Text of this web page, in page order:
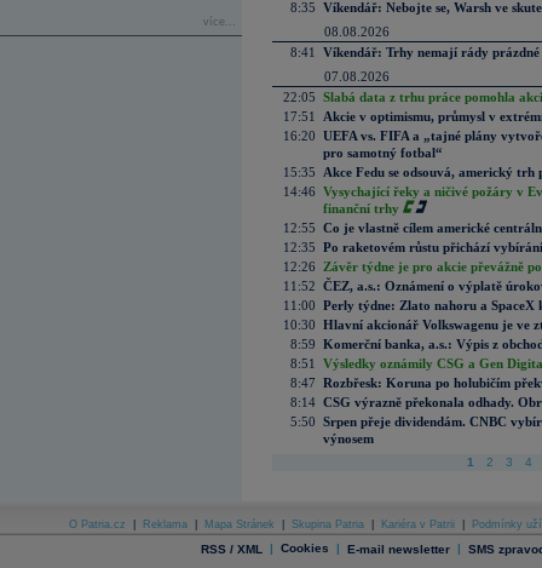
více...
8:35 Víkendář: Nebojte se, Warsh ve
08.08.2026
8:41
Víkendář: Trhy nemají rády prázdné
07.08.2026
22:05 Slabá data z trhu práce pomohla
17:51
Akcie v optimismu, průmysl v
16:20 UEFA vs. FIFA a „tajné plány
pro samotný fotbal“
15:35
Akce Fedu se odsouvá, americký
14:46 Vysychající řeky a ničivé požáry v
finanční trhy
12:55 Co je vlastně cílem americké
12:35 Po raketovém růstu přichází
12:26
Závěr týdne je pro akcie převážně
11:52 ČEZ, a.s.: Oznámení o výplatě
11:00 Perly týdne: Zlato nahoru a SpaceX
10:30 Hlavní akcionář Volkswagenu je ve
8:59 Komerční banka, a.s.: Výpis z
8:51
Výsledky oznámily CSG a Gen
8:47 Rozbřesk: Koruna po holubičím
8:14 CSG výrazně překonala odhady.
5:50 Srpen přeje dividendám. CNBC
výnosem
1 2 3 4
O Patria.cz Reklama Mapa Stránek Skupina Patria Kariéra v Patrii Podmínky
RSS / XML | Cookies | E-mail newsletter | SMS